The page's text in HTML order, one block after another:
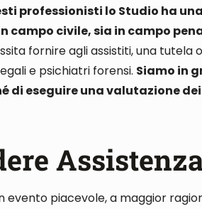
professionisti lo Studio ha
campo civile, sia in campo
fornire agli assistiti, una tutela
e psichiatri forensi. Siamo in
di eseguire una valutazione
evento piacevole, a maggior